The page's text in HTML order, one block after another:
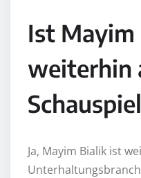
Ist Mayim
weiterhin
Ja, Mayim Bialik ist